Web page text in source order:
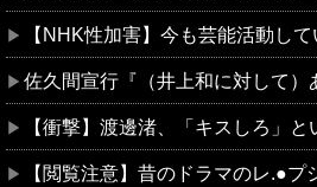
【NHK性加害】今も芸能活動している出演者Ｘは誰？実名非公表
佐久間宣行『（井上和に対して）
【衝撃】渡邊渚、「キスしろ」
【閲覧注意】昔のドラマのレ.●プシーン